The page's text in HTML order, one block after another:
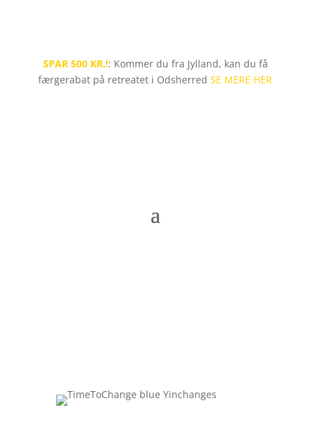
SPAR 500 KR.!: Kommer du fra Jylland, kan du få
færgerabat på retreatet i OdsherredSE MERE HER